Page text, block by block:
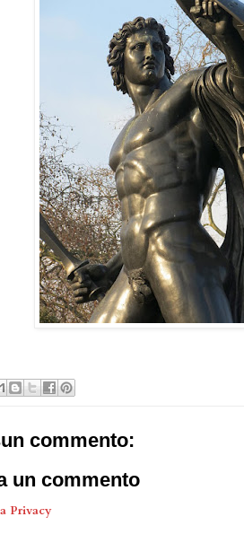
commento:
un commento
Privacy